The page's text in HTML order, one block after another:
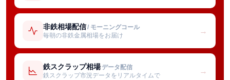
非鉄相場配信/ モーニングコール
毎朝の非鉄金属相場をお届け
→
鉄スクラップ相場 データ配信
鉄スクラップ市況データをリアルタイムで
→